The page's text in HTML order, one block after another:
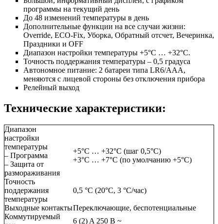
программы на текущий день
До 48 изменений температуры в день
Дополнительные функции на все случаи жизни:
Override, ECO-Fix, Уборка, Обратный отсчет, Вечеринка,
Праздники и OFF
Диапазон настройки температуры +5°C … +32°C.
Точность поддержания температуры – 0,5 градуса
Автономное питание: 2 батареи типа LR6/AAA,
меняются с лицевой стороны без отключения прибора
Релейный выход
Технические характеристики:
Диапазон
настройки
температуры
– Программа
– Защита от
размораживания
+5°C … +32°C (шаг 0,5°C)
+3°C … +7°C (по умолчанию +5°C)
Точность
поддержания
температуры
0,5 °C (20°C, 3 °C/час)
Выходные контактыПереключающие, беспотенциальные
Коммутируемый
6 (2) A 250 В ~